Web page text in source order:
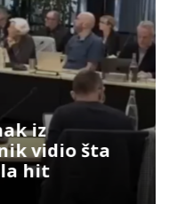
iz
vidio šta
hit